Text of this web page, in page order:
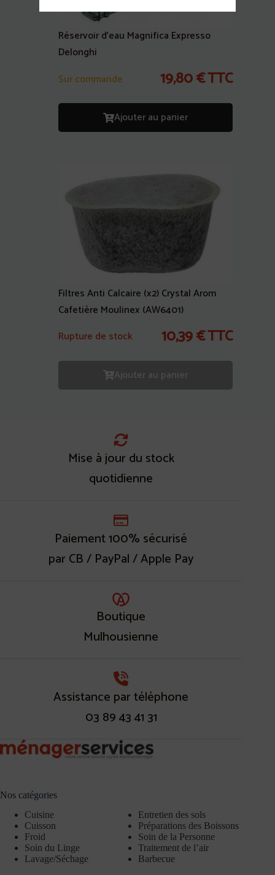
Réservoir d’eau Magnifica Expresso
Delonghi
Sur commande
19,80€TTC
Ajouter au panier
Filtres Anti Calcaire (x2) Crystal Arom
Cafetière Moulinex (AW6401)
Rupture de stock
10,39€TTC
Ajouter au panier
Mise à jour du stock
quotidienne
Paiement 100% sécurisé
par CB / PayPal / Apple Pay
Boutique
Mulhousienne
Assistance par téléphone
03 89 43 41 31
Nos catégories
Cuisine
Cuisson
Froid
Soin du Linge
Lavage/Séchage
Entretien des sols
Préparations des Boissons
Soin de la Personne
Traitement de l’air
Barbecue